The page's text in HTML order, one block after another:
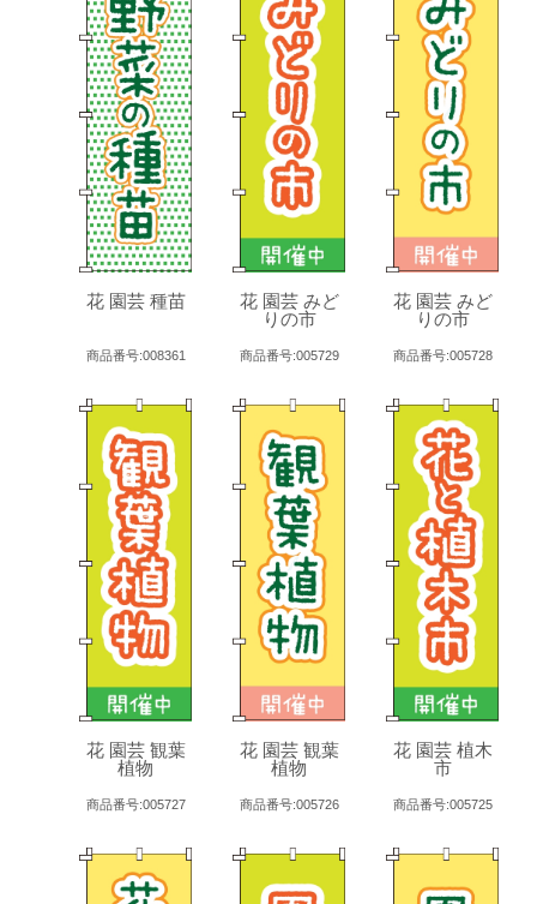
花 園芸 種苗
商品番号:008361
花 園芸 みど
りの市
商品番号:005729
花 園芸 みど
りの市
商品番号:005728
花 園芸 観葉
植物
商品番号:005727
花 園芸 観葉
植物
商品番号:005726
花 園芸 植木
市
商品番号:005725